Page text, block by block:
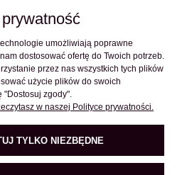
KLIENTA
POMOC
O FIRMIE
umożliwiają poprawne
dostosować ofertę do Twoich potrzeb.
przez nas wszystkich tych plików
użycie plików do swoich
"Dostosuj zgody".
w naszej Polityce prywatności.
TYLKO NIEZBĘDNE